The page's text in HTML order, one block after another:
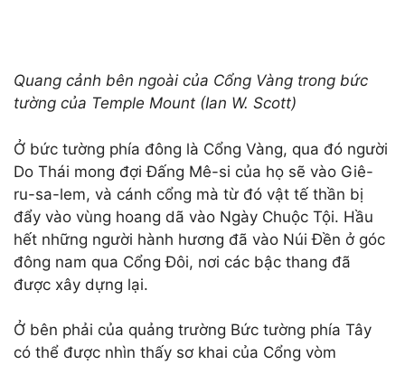
Quang cảnh bên ngoài của Cổng Vàng trong bức
tường của Temple Mount (Ian W. Scott)
Ở bức tường phía đông là Cổng Vàng, qua đó người
Do Thái mong đợi Đấng Mê-si của họ sẽ vào Giê-
ru-sa-lem, và cánh cổng mà từ đó vật tế thần bị
đẩy vào vùng hoang dã vào Ngày Chuộc Tội. Hầu
hết những người hành hương đã vào Núi Đền ở góc
đông nam qua Cổng Đôi, nơi các bậc thang đã
được xây dựng lại.
Ở bên phải của quảng trường Bức tường phía Tây
có thể được nhìn thấy sơ khai của Cổng vòm